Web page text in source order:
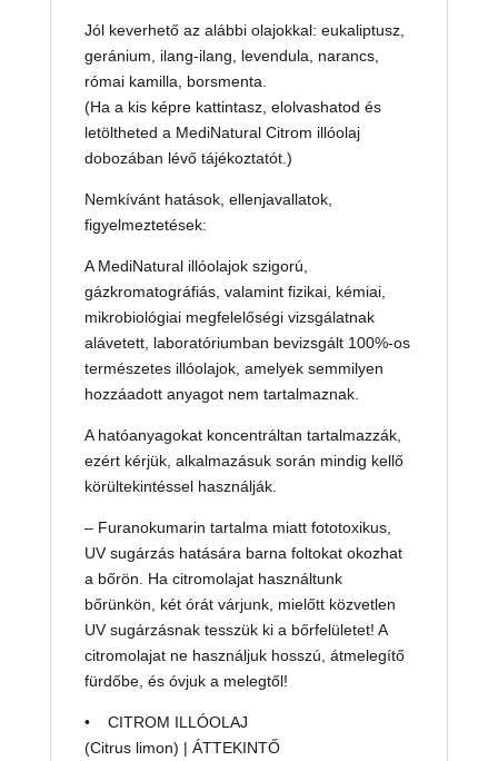
Jól keverhető az alábbi olajokkal: eukaliptusz,
geránium, ilang-ilang, levendula, narancs,
római kamilla, borsmenta.
(Ha a kis képre kattintasz, elolvashatod és
letöltheted a MediNatural Citrom illóolaj
dobozában lévő tájékoztatót.)
Nemkívánt hatások, ellenjavallatok,
figyelmeztetések:
A MediNatural illóolajok szigorú,
gázkromatográfiás, valamint fizikai, kémiai,
mikrobiológiai megfelelőségi vizsgálatnak
alávetett, laboratóriumban bevizsgált 100%-os
természetes illóolajok, amelyek semmilyen
hozzáadott anyagot nem tartalmaznak.
A hatóanyagokat koncentráltan tartalmazzák,
ezért kérjük, alkalmazásuk során mindig kellő
körültekintéssel használják.
– Furanokumarin tartalma miatt fototoxikus,
UV sugárzás hatására barna foltokat okozhat
a bőrön. Ha citromolajat használtunk
bőrünkön, két órát várjunk, mielőtt közvetlen
UV sugárzásnak tesszük ki a bőrfelületet! A
citromolajat ne használjuk hosszú, átmelegítő
fürdőbe, és óvjuk a melegtől!
• CITROM ILLÓOLAJ
(Citrus limon) | ÁTTEKINTŐ